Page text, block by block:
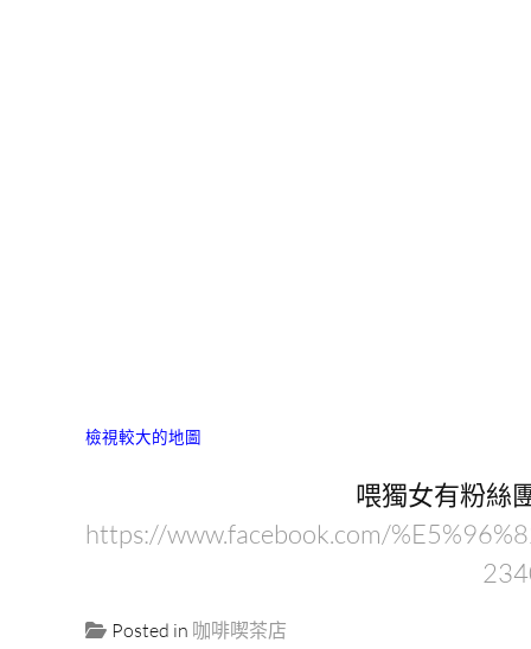
檢視較大的地圖
喂獨女有粉絲
https://www.facebook.com/
Posted in 咖啡喫茶店